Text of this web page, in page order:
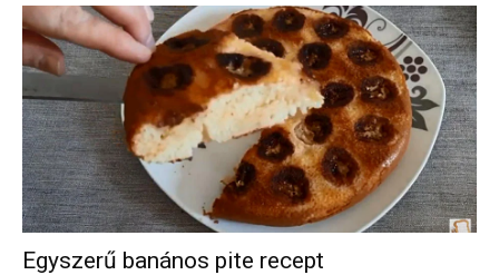
Egyszerű banános pite recept